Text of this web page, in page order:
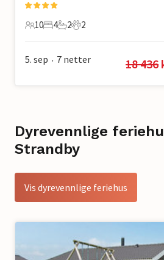
10 Gjester
10
4 Soverom
4
2 Bad
2
2 Kjæledyr
2
5. sep • 7 netter 18 436
Dyrevennlige
Strandby
Vis dyrevennlige feriehus